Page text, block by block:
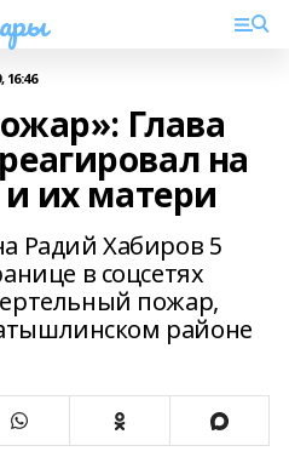
Глава
на
их матери
Радий Хабиров 5
в соцсетях
пожар,
районе